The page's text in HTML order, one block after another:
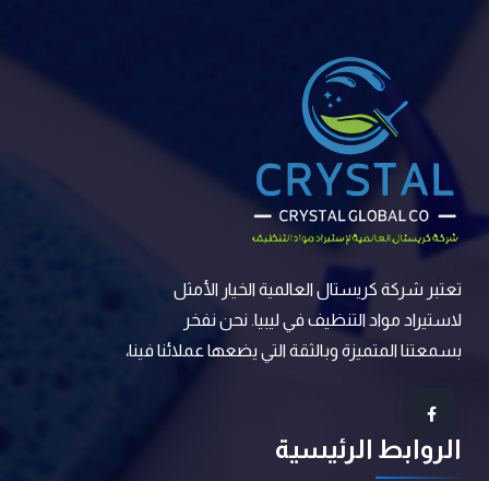
تعتبر شركة كريستال العالمية الخيار الأمثل
لاستيراد مواد التنظيف في ليبيا. نحن نفخر
بسمعتنا المتميزة وبالثقة التي يضعها عملائنا فينا،
الروابط الرئيسية